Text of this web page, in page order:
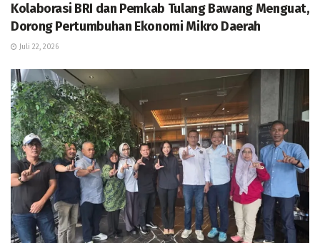
Kolaborasi BRI dan Pemkab Tulang Bawang Menguat,
Dorong Pertumbuhan Ekonomi Mikro Daerah
Juli 22, 2026